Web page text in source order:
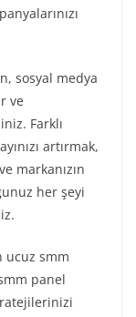
sosyal medya
ve
Farklı
artırmak,
markanızın
her şeyi
ucuz smm
panel